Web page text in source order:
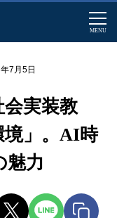
MENU
実装教
境」。AI時
魅力
7月5日